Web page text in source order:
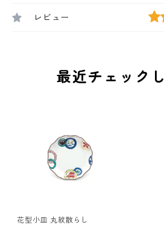
レビュー
最近チェック
花型小皿 丸紋散らし